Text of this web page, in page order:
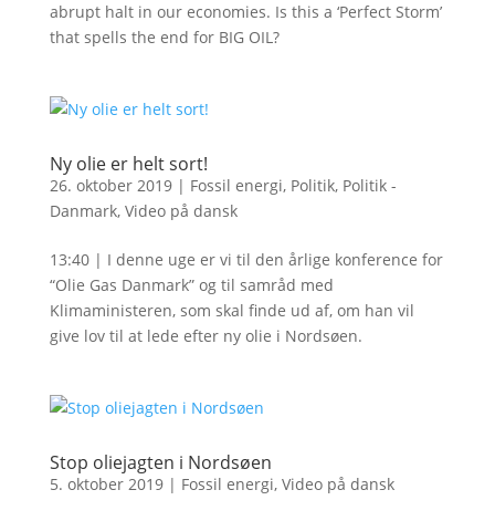
abrupt halt in our economies. Is this a ‘Perfect Storm’
that spells the end for BIG OIL?
Ny olie er helt sort!
26. oktober 2019| Fossil energi, Politik, Politik -
Danmark, Video på dansk
13:40 | I denne uge er vi til den årlige konference for
“Olie Gas Danmark” og til samråd med
Klimaministeren, som skal finde ud af, om han vil
give lov til at lede efter ny olie i Nordsøen.
Stop oliejagten i Nordsøen
5. oktober 2019| Fossil energi, Video på dansk